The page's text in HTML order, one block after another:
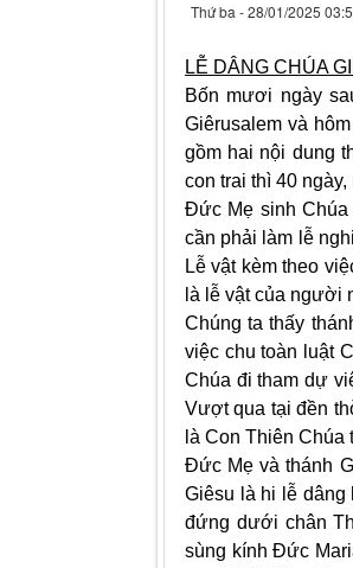
Thứ ba - 28/01/2025
LỄ DÂNG CHÚA
Bốn mươi ngày
Giêrusalem và
gồm hai nội dung
con trai thì 40
Đức Mẹ sinh Chúa
cần phải làm lễ
Lễ vật kèm theo
là lễ vật của người
Chúng ta thấy
việc chu toàn luật
Chúa đi tham dự
Vượt qua tại đền
là Con Thiên
Đức Mẹ và thánh
Giêsu là hi lễ dâng
đứng dưới chân
sùng kính Đức